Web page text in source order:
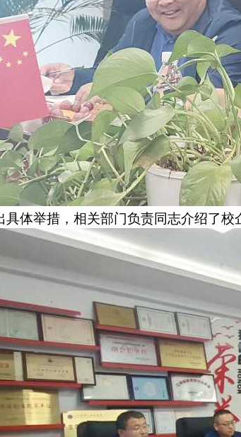
体举措，相关部门负责同志介绍了校